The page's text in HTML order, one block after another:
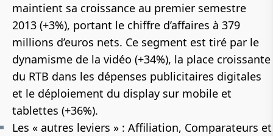
maintient sa croissance au premier semestre
2013 (+3%), portant le chiffre d’affaires à 379
millions d’euros nets. Ce segment est tiré par le
dynamisme de la vidéo (+34%), la place croissante
du RTB dans les dépenses publicitaires digitales
et le déploiement du display sur mobile et
tablettes (+36%).
Les « autres leviers » : Affiliation, Comparateurs et